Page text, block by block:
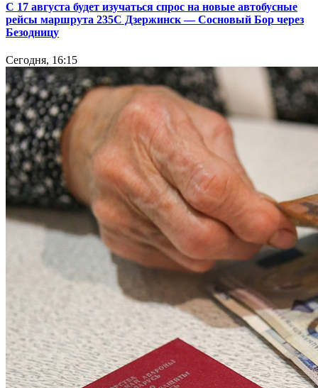
С 17 августа будет изучаться спрос на новые автобусные
рейсы маршрута 235С Дзержинск — Сосновый Бор через
Безодницу
Сегодня, 16:15